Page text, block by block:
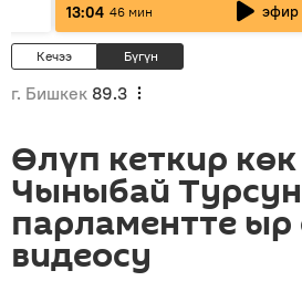
13:04 46 мин эфир
Кечээ Бүгүн
г. Бишкек 89.3
Өлүп кеткир
Чыныбай
парламентте ыр
видеосу